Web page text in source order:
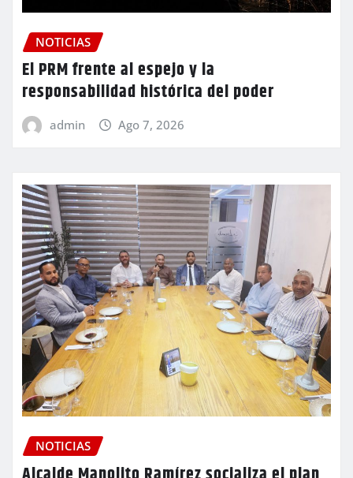
NOTICIAS
El PRM frente al espejo y la
responsabilidad histórica del poder
admin Ago 7, 2026
NOTICIAS